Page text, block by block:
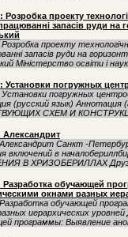
проекту
запасів руди на
проекту
запасів руди на
Міністерство освіти і
Установки погружных
Установки погружных
(русский язык)
СХЕМ И
Александрит
Санкт -
включений в
В ХРИЗОБЕРИЛЛАХ Друза
Разработка обучающей
окнами разных
обучающей
иерархических
программы: Выявление